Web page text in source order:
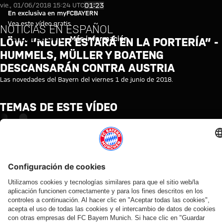
Löw: “Neuer estará en la
Reproducir vídeo
En exclusiva en myFCBAYERN
Vea este vídeo gratis
Iniciar sesión Más información
vie., 01/06/2018 15:24 UTC01:23
NOTICIAS EN ESPAÑOL
LÖW: “NEUER ESTARÁ EN LA PORTERÍA” -
HUMMELS, MÜLLER Y BOATENG
DESCANSARÁN CONTRA AUSTRIA
Las novedades del Bayern del viernes 1 de junio de 2018.
TEMAS DE ESTE VÍDEO
FC
MYFCBAYERN
VÍDEOS RELACIONADOS
Vídeo
FOOTBALL
SUMMIT
Los
mejores
momentos
Vídeo
VÍDEO
Manuel
Neuer
hace
balance
Vídeo
VÍDEO
La
rueda
de
prensa
Vídeo
Entrevista
SUMMER
TOUR
En
diferido:
Rueda
Vídeo
Así fue el
último
entrenamiento
antes del
partido contra
Vídeo
DIFERIDO
La rueda
de
prensa
del Audi
ENTRE
BASTIDORES
Así vivió el
FC Bayern
sus cuatro
Jonas
Urbig,
ante
los
medios